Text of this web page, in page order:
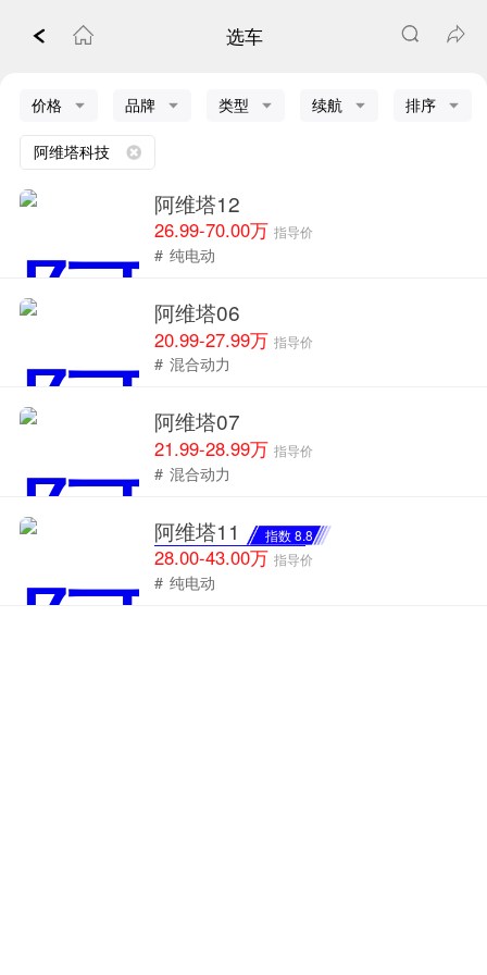
选车
价格 品牌 类型 续航 排序
阿维塔科技
阿维塔12
26.99-70.00万指导价
# 纯电动
阿维塔06
20.99-27.99万指导价
# 混合动力
阿维塔07
21.99-28.99万指导价
# 混合动力
阿维塔11 指数 8.8
28.00-43.00万指导价
# 纯电动